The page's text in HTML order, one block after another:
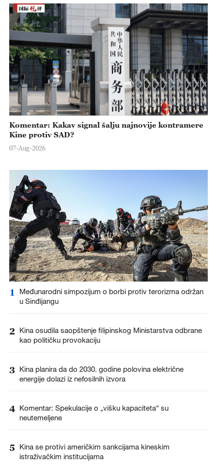
Komentar: Kakav signal šalju najnovije kontramere
Kine protiv SAD?
07-Aug-2026
1
Međunarodni simpozijum o borbi protiv terorizma održan
u Sinđijangu
2 Kina osudila saopštenje filipinskog Ministarstva odbrane
kao političku provokaciju
3 Kina planira da do 2030. godine polovina električne
energije dolazi iz nefosilnih izvora
4 Komentar: Spekulacije o „višku kapaciteta“ su
neutemeljene
5
Kina se protivi američkim sankcijama kineskim
istraživačkim institucijama